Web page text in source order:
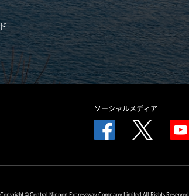
ソーシャルメディア